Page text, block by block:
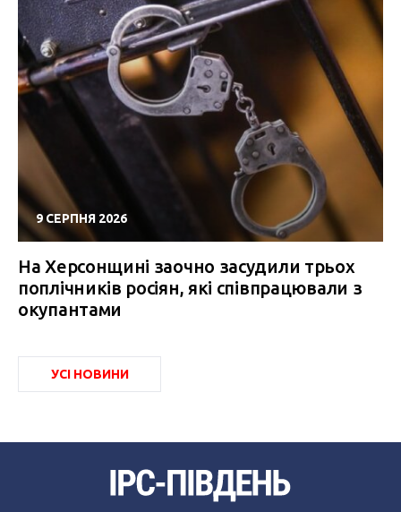
9 СЕРПНЯ 2026
На Херсонщині заочно засудили трьох
поплічників росіян, які співпрацювали з
окупантами
УСІ НОВИНИ